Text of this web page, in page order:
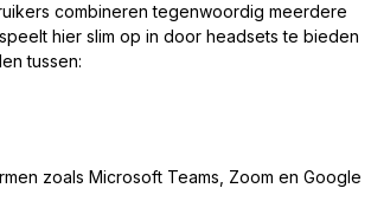
combineren tegenwoordig meerdere
hier slim op in door headsets te bieden
tussen:
zoals Microsoft Teams, Zoom en Google